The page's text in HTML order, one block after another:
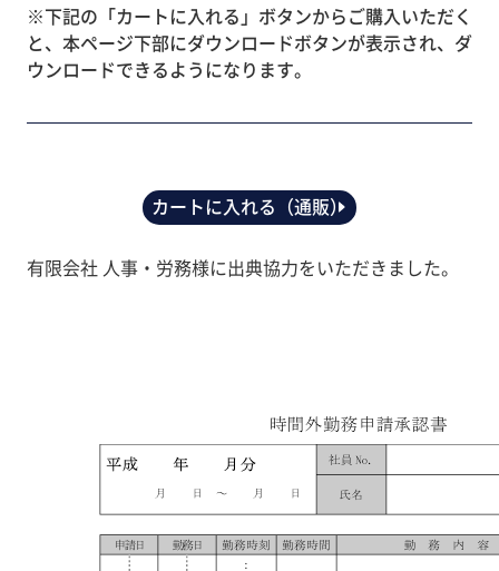
※下記の「カートに入れる」ボタンからご購入いただく
と、本ページ下部にダウンロードボタンが表示され、ダ
ウンロードできるようになります。
カートに入れる（通販）
有限会社 人事・労務様に出典協力をいただきました。